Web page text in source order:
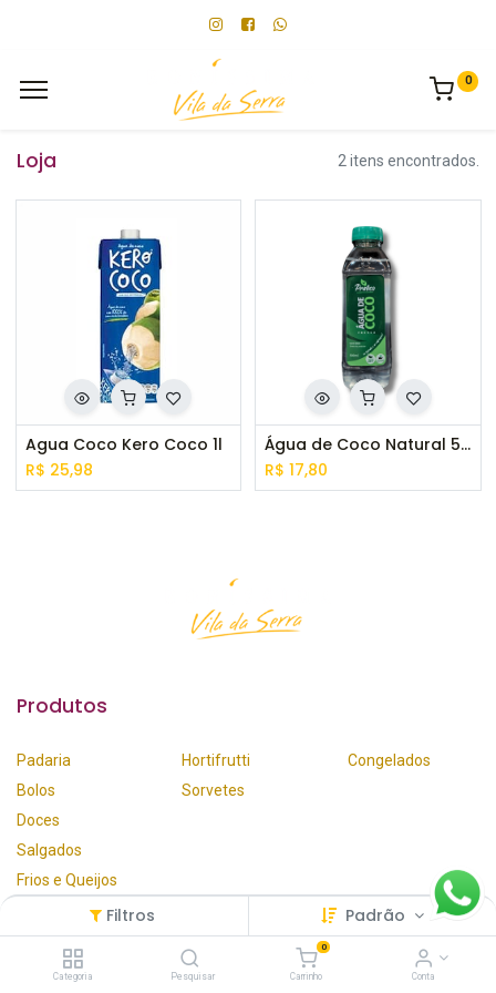
Filtros Padrão
Categoria Pesquisar
0
Carrinho Conta
0
Loja 2 itens encontrados.
Agua Coco Kero Coco 1l
R$ 25,98
Água de Coco Natural 500ml
R$ 17,80
Produtos
Padaria
Bolos
Doces
Salgados
Frios e Queijos
Hortifrutti
Sorvetes
Congelados
Faça seu Pedido